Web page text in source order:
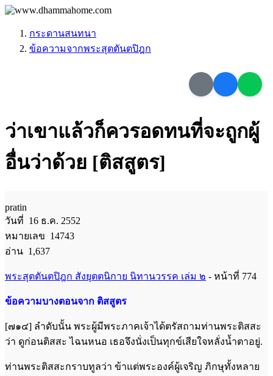
กระดานสนทนา
ข้อความจากพระสุตตันตปิฎก
ว่าเขาแล้วก็ควรอดทนที่จะถูกผู้
อื่นว่าด้วย [ติสสูตร]
pratin
วันที่ 16 ธ.ค. 2552
หมายเลข 14743
อ่าน 1,637
พระสุตตันตปิฎก สังยุตตนิกาย นิทานวรรค เล่ม ๒ - หน้าที่ 774
ข้อความบางตอนจาก ติสสูตร
[๗๑๔] ลำดับนั้น พระผู้มีพระภาคเจ้าได้ตรัสถามท่านพระติสสะ
ว่า ดูก่อนติสสะ ไฉนหนอ เธอจึงนั่งเป็นทุกข์เสียใจหลั่งน้ำตาอยู่.
ท่านพระติสสะกราบทูลว่า ข้าแต่พระองค์ผู้เจริญ ภิกษุทั้งหลาย